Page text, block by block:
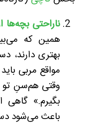
ناراحتی
همین که
بهتری دارند،
مواقع مربی
وقتی هم‌سنِ تو
بگیرم.»
باعث می‌شود